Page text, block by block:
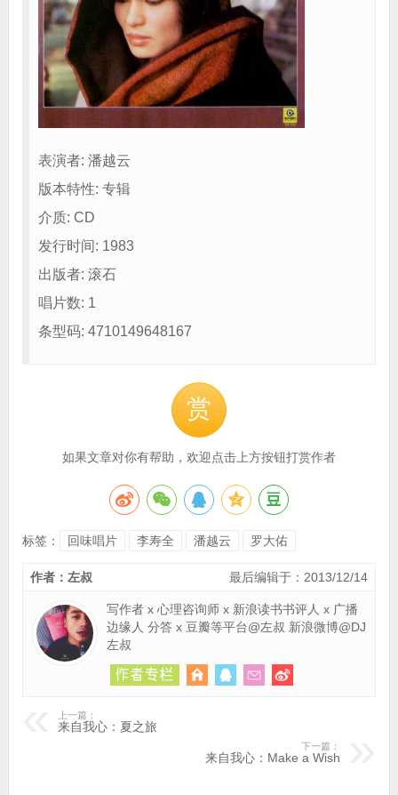
表演者: 潘越云
版本特性: 专辑
介质: CD
发行时间: 1983
出版者: 滚石
唱片数: 1
条型码: 4710149648167
赏
如果文章对你有帮助，欢迎点击上方按钮打赏作者
标签： 回味唱片 李寿全 潘越云 罗大佑
最后编辑于：2013/12/14
作者：左叔
写作者 x 心理咨询师 x 新浪读书书评人 x 广播
边缘人 分答 x 豆瓣等平台@左叔 新浪微博@DJ
左叔
上一篇：
来自我心：夏之旅
下一篇：
来自我心：Make a Wish